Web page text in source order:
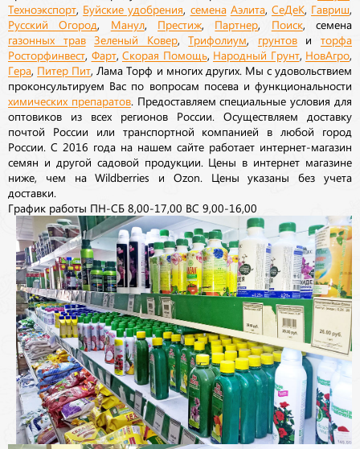
Техноэкспорт Буйские удобрения семена Аэлита СеДеК, Гавриш
Русский Огород Манул, Престиж Партнер Поиск, семена
газонных трав Зеленый Ковер,Трифолиум грунтовиторфа
Росторфинвест Фарт, Скорая Помощь Народный Грунт, НовАгро
Гера Питер Пит , Лама Торф и многих других. Мы с удовольствием
проконсультируем Вас по вопросам посева и функциональности
химических препаратов. Предоставляем специальные условия для
оптовиков из всех регионов России. Осуществляем доставку
почтой России или транспортной компанией в любой город
России. С 2016 года на нашем сайте работает интернет-магазин
семян и другой садовой продукции. Цены в интернет магазине
ниже, чем на Wildberries и Ozon. Цены указаны без учета
доставки.
График работы ПН-СБ 8,00-17,00 ВС 9,00-16,00